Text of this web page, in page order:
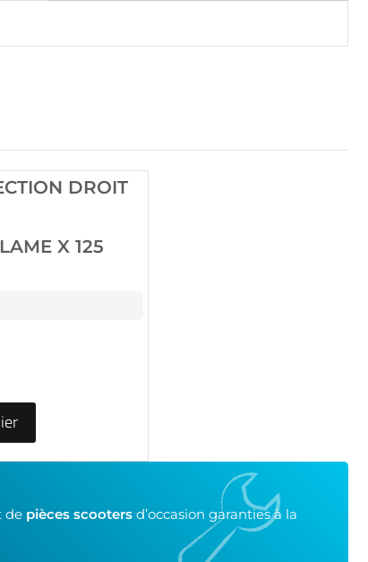
DROIT
X 125
de pièces scooters d’occasion garanties à la